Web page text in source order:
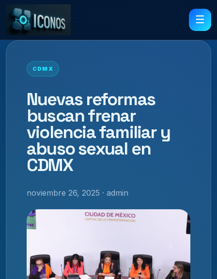
☰
CDMX
Nuevas reformas
buscan frenar
violencia familiar y
abuso sexual en
CDMX
noviembre 26, 2025 · admin